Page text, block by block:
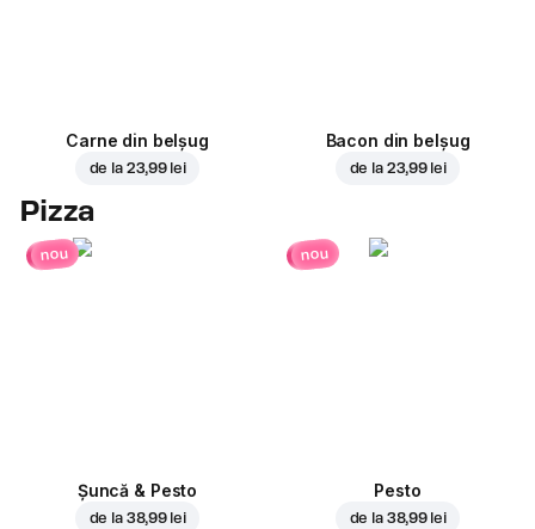
Carne din belșug
de la 23,99 lei
Bacon din belșug
de la 23,99 lei
Pizza
nou
Șuncă & Pesto
de la 38,99 lei
nou
Pesto
de la 38,99 lei